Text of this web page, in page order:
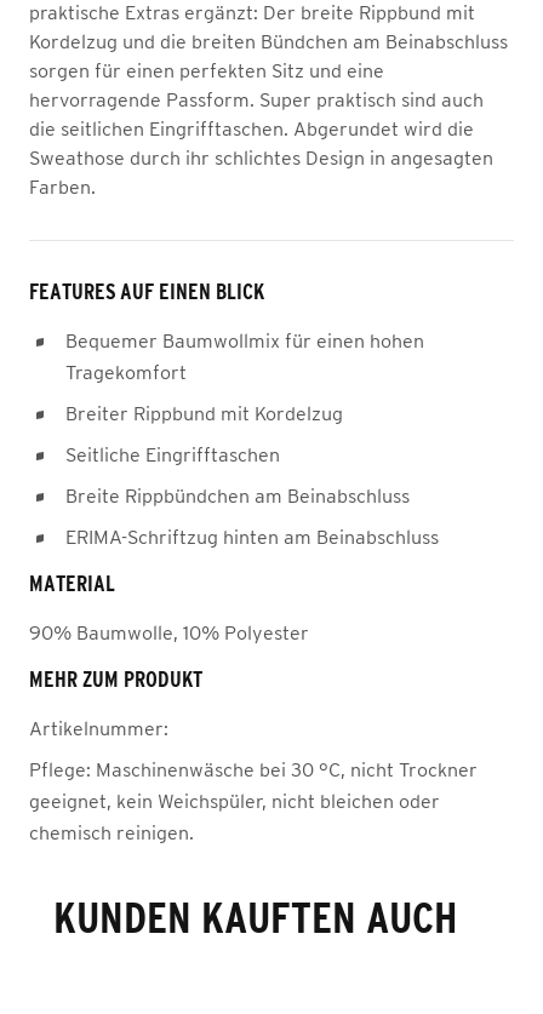
praktische Extras ergänzt: Der breite Rippbund mit
Kordelzug und die breiten Bündchen am Beinabschluss
sorgen für einen perfekten Sitz und eine
hervorragende Passform. Super praktisch sind auch
die seitlichen Eingrifftaschen. Abgerundet wird die
Sweathose durch ihr schlichtes Design in angesagten
Farben.
FEATURES AUF EINEN BLICK
Bequemer Baumwollmix für einen hohen
Tragekomfort
Breiter Rippbund mit Kordelzug
Seitliche Eingrifftaschen
Breite Rippbündchen am Beinabschluss
ERIMA-Schriftzug hinten am Beinabschluss
MATERIAL
90% Baumwolle, 10% Polyester
MEHR ZUM PRODUKT
Artikelnummer:
Pflege: Maschinenwäsche bei 30 °C, nicht Trockner
geeignet, kein Weichspüler, nicht bleichen oder
chemisch reinigen.
KUNDEN KAUFTEN AUCH